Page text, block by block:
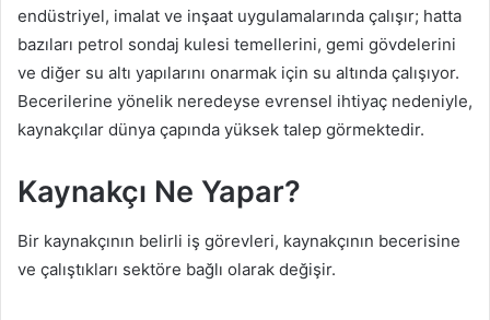
endüstriyel, imalat ve inşaat uygulamalarında çalışır; hatta
bazıları petrol sondaj kulesi temellerini, gemi gövdelerini
ve diğer su altı yapılarını onarmak için su altında çalışıyor.
Becerilerine yönelik neredeyse evrensel ihtiyaç nedeniyle,
kaynakçılar dünya çapında yüksek talep görmektedir.
Kaynakçı Ne Yapar?
Bir kaynakçının belirli iş görevleri, kaynakçının becerisine
ve çalıştıkları sektöre bağlı olarak değişir.